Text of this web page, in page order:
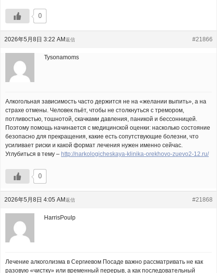
0
2026年5月8日 3:22 AM #21866
返信
Tysonamoms
Алкогольная зависимость часто держится не на «желании выпить», а на
страхе отмены. Человек пьёт, чтобы не столкнуться с тремором,
потливостью, тошнотой, скачками давления, паникой и бессонницей.
Поэтому помощь начинается с медицинской оценки: насколько состояние
безопасно для прекращения, какие есть сопутствующие болезни, что
усиливает риски и какой формат лечения нужен именно сейчас.
Углубиться в тему – http://narkologicheskaya-klinika-orekhovo-zuevo2-12.ru/
0
2026年5月8日 4:05 AM #21868
返信
HarrisPoulp
Лечение алкоголизма в Сергиевом Посаде важно рассматривать не как
разовую «чистку» или временный перерыв, а как последовательный